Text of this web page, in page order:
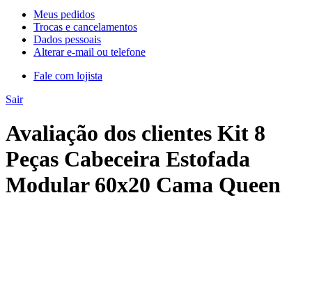
Meus pedidos
Trocas e cancelamentos
Dados pessoais
Alterar e-mail ou telefone
Fale com lojista
Sair
Avaliação dos clientes Kit 8
Peças Cabeceira Estofada
Modular 60x20 Cama Queen